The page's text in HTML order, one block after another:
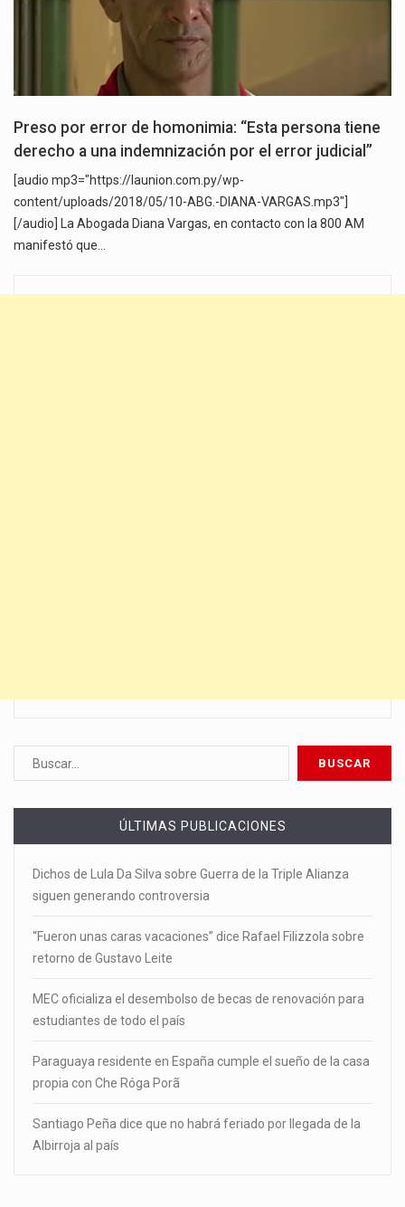
Preso por error de homonimia: “Esta persona tiene
derecho a una indemnización por el error judicial”
[audio mp3="https://launion.com.py/wp-
content/uploads/2018/05/10-ABG.-DIANA-VARGAS.mp3"]
[/audio] La Abogada Diana Vargas, en contacto con la 800 AM
manifestó que…
ÚLTIMAS PUBLICACIONES
Dichos de Lula Da Silva sobre Guerra de la Triple Alianza
siguen generando controversia
“Fueron unas caras vacaciones” dice Rafael Filizzola sobre
retorno de Gustavo Leite
MEC oficializa el desembolso de becas de renovación para
estudiantes de todo el país
Paraguaya residente en España cumple el sueño de la casa
propia con Che Róga Porã
Santiago Peña dice que no habrá feriado por llegada de la
Albirroja al país